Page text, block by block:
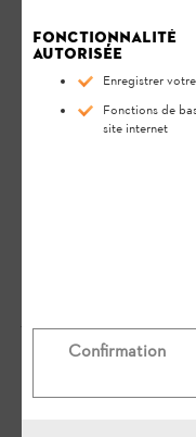
Le temps de
dépend de
température de la
ambiante. Pour
https://
réel peut donc
indiqué dans la
Votre avis
Fonctionnalité
autorisée
Enregistrer
Fonctions de
site internet
Confirmation